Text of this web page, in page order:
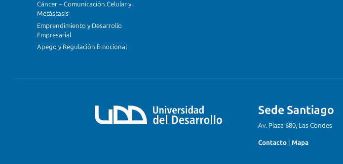
Cáncer – Comunicación Celular y
Metástasis
Emprendimiento y Desarrollo
Empresarial
Apego y Regulación Emocional
Sede Santiago
Av. Plaza 680, Las Condes
Contacto Mapa